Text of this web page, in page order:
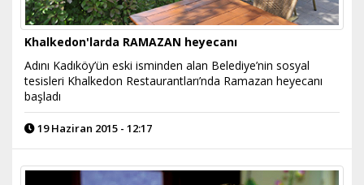
Khalkedon'larda RAMAZAN heyecanı
Adını Kadıköy’ün eski isminden alan Belediye’nin sosyal
tesisleri Khalkedon Restaurantları’nda Ramazan heyecanı
başladı
19 Haziran 2015 - 12:17